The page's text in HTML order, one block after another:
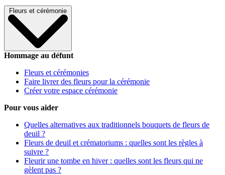
Fleurs et cérémonie
Hommage au défunt
Fleurs et cérémonies
Faire livrer des fleurs pour la cérémonie
Créer votre espace cérémonie
Pour vous aider
Quelles alternatives aux traditionnels bouquets de fleurs de
deuil ?
Fleurs de deuil et crématoriums : quelles sont les règles à
suivre ?
Fleurir une tombe en hiver : quelles sont les fleurs qui ne
gèlent pas ?